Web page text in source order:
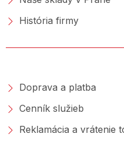
História firmy
Doprava a platba
Cenník služieb
Reklamácia a vrátenie